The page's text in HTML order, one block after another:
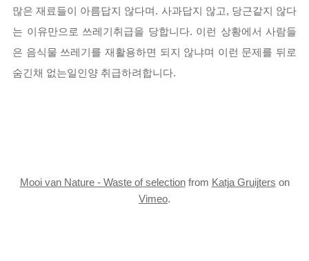
많은 재료들이 아름답지 않다며. 사과답지 않고, 당근같지 않다
는 이유만으로 쓰레기취급을 당합니다. 이런 상황에서 사람들
은 음식물 쓰레기를 재활용하면 되지 않냐며 이런 문제를 뒤로
숨긴채 없는일인양 취급하려합니다.
Mooi van Nature - Waste of selectionfrom Katja Gruijters on
Vimeo.